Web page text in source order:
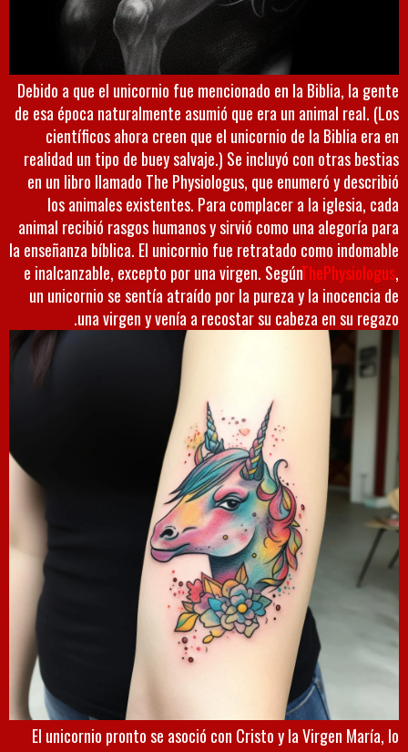
Debido a que el unicornio fue mencionado en la Biblia, la gente
de esa época naturalmente asumió que era un animal real. (Los
científicos ahora creen que el unicornio de la Biblia era en
realidad un tipo de buey salvaje.) Se incluyó con otras bestias
en un libro llamado The Physiologus, que enumeró y describió
los animales existentes. Para complacer a la iglesia, cada
animal recibió rasgos humanos y sirvió como una alegoría para
la enseñanza bíblica. El unicornio fue retratado como indomable
e inalcanzable, excepto por una virgen. SegúnThePhysiologus,
un unicornio se sentía atraído por la pureza y la inocencia de
una virgen y venía a recostar su cabeza en su regazo.
El unicornio pronto se asoció con Cristo y la Virgen María, lo